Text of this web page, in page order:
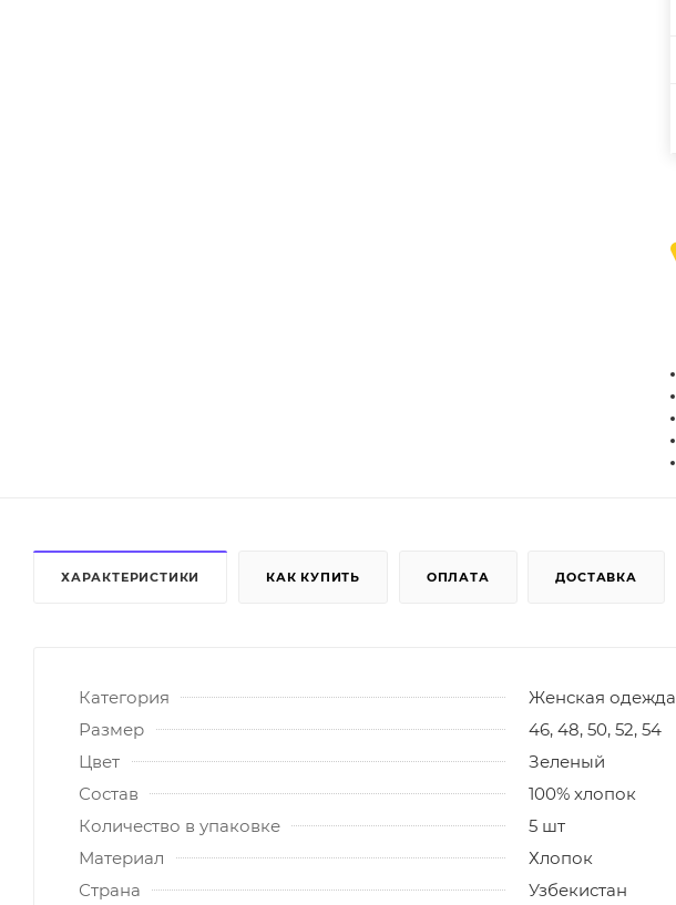
ХАРАКТЕРИСТИКИ КАК КУПИТЬ ОПЛАТА ДОСТАВКА
Категория
Женская одежда
Размер
46, 48, 50, 52, 54
Цвет
Зеленый
Состав
100% хлопок
Количество в упаковке
5 шт
Материал
Хлопок
Страна
Узбекистан